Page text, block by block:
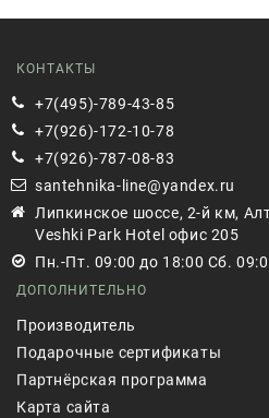
КОНТАКТЫ
+7(495)-789-43-85
+7(926)-172-10-78
+7(926)-787-08-83
santehnika-line@yandex.ru
Липкинское шоссе, 2-й км,
Veshki Park Hotel офис 205
Пн.-Пт. 09:00 до 18:00 Сб.
ДОПОЛНИТЕЛЬНО
Производитель
Подарочные сертификаты
Партнёрская программа
Карта сайта